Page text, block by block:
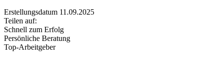
Erstellungsdatum 11.09.2025
Teilen auf:
Schnell zum Erfolg
Persönliche Beratung
Top-Arbeitgeber